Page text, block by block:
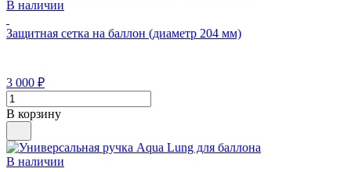
В наличии
Защитная сетка на баллон (диаметр 204 мм)
3 000 ₽
В корзину
В наличии